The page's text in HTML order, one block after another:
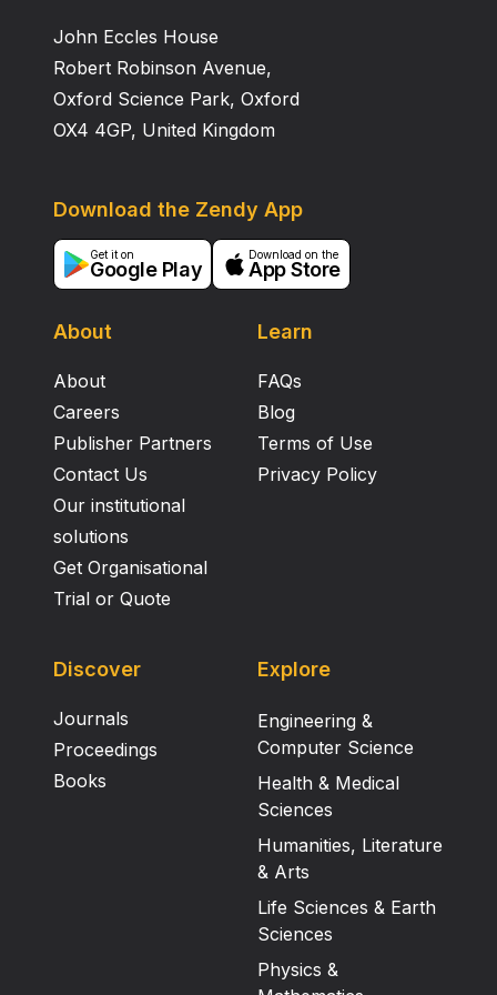
John Eccles House
Robert Robinson Avenue,
Oxford Science Park, Oxford
OX4 4GP, United Kingdom
About
About
Careers
Publisher Partners
Contact Us
Our institutional
solutions
Get Organisational
Trial or Quote
Learn
FAQs
Blog
Terms of Use
Privacy Policy
Download the Zendy App
Get it on
Google Play
Download on the
App Store
Discover
Journals
Proceedings
Books
Explore
Engineering &
Computer Science
Health & Medical
Sciences
Humanities, Literature
& Arts
Life Sciences & Earth
Sciences
Physics &